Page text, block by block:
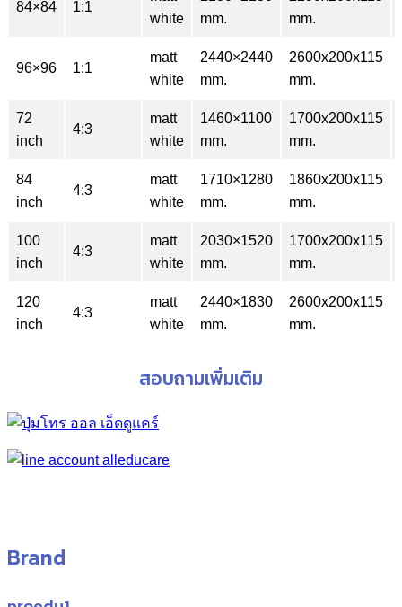
84×84 1:1
white
mm.
mm.
96×96 1:1
matt
white
2440×2440
mm.
2600x200x115
mm.
72
inch
4:3
matt
white
1460×1100
mm.
1700x200x115
mm.
84
inch
4:3
matt
white
1710×1280
mm.
1860x200x115
mm.
100
inch
4:3
matt
white
2030×1520
mm.
1700x200x115
mm.
120
inch
4:3
matt
white
2440×1830
mm.
2600x200x115
mm.
สอบถามเพิ่มเติม
Brand